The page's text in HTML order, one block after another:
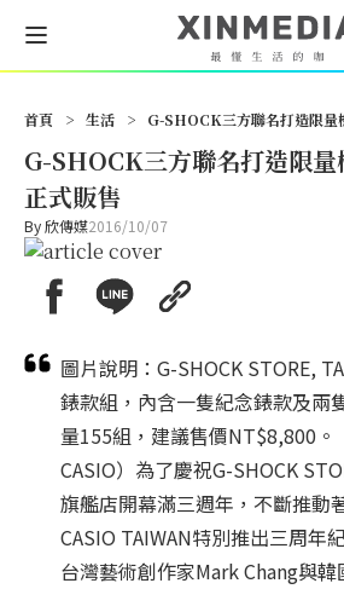
首頁 > 生活 > G-SHOCK三方聯名打造限量
G-SHOCK三方聯名打造限
正式販售
By欣傳媒2016/10/07
圖片說明：G-SHOCK STORE,
錶款組，內含一隻紀念錶款及兩
量155組，建議售價NT$8,800。
CASIO）為了慶祝G-SHOCK
旗艦店開幕滿三週年，不斷推動
CASIO TAIWAN特別推出三周年
台灣藝術創作家Mark Chang與